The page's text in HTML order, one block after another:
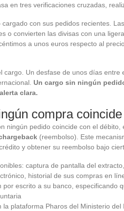
en tres verificaciones cruzadas,
con sus pedidos recientes.
o convierten las divisas con una
a unos euros respecto al
cargo. Un desfase de unos días entre
Un cargo sin ningún
clara.
compra coincide
ningún pedido coincide con el
(reembolso). Este
y obtener su reembolso bajo
captura de pantalla del
historial de sus compras en
por escrito a su banco, especificando
la plataforma Pharos del Ministerio